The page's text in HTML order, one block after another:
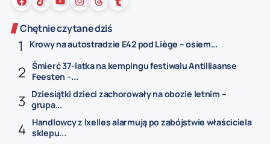
Chętnie czytane dziś
Krowy na autostradzie E42 pod Liège – osiem...
Śmierć 37-latka na kempingu festiwalu Antilliaanse
Feesten –...
Dziesiątki dzieci zachorowały na obozie letnim –
grupa...
Handlowcy z Ixelles alarmują po zabójstwie właściciela
sklepu...